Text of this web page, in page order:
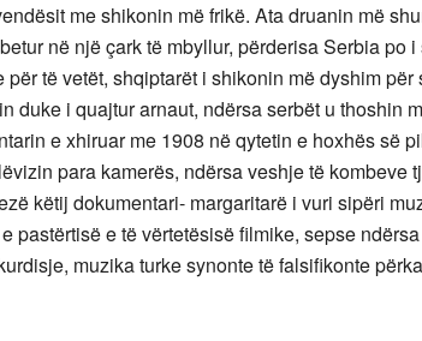
me shikonin më frikë. Ata druanin më
në një çark të mbyllur, përderisa Serbia po
për të vetët, shqiptarët i shikonin më dyshim
duke i quajtur arnaut, ndërsa serbët u thoshin
e xhiruar me 1908 në qytetin e hoxhës së
para kamerës, ndërsa veshje të kombeve
këtij dokumentari- margaritarë i vuri sipëri
pastërtisë e të vërtetësisë filmike, sepse
muzika turke synonte të falsifikonte